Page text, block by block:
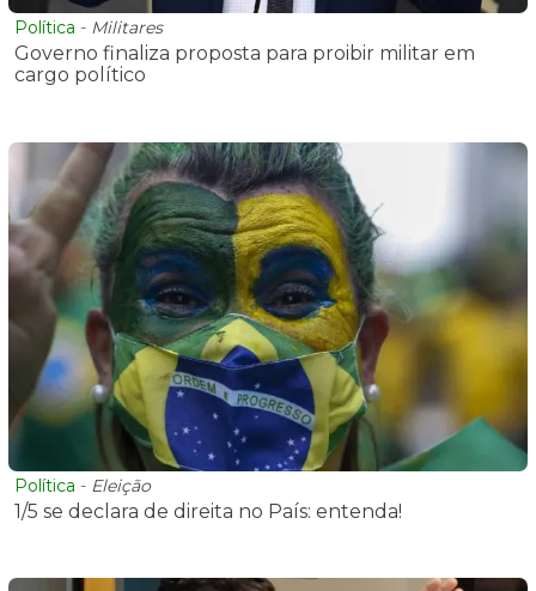
Política - Militares
Governo finaliza proposta para proibir militar em
cargo político
Política - Eleição
1/5 se declara de direita no País: entenda!